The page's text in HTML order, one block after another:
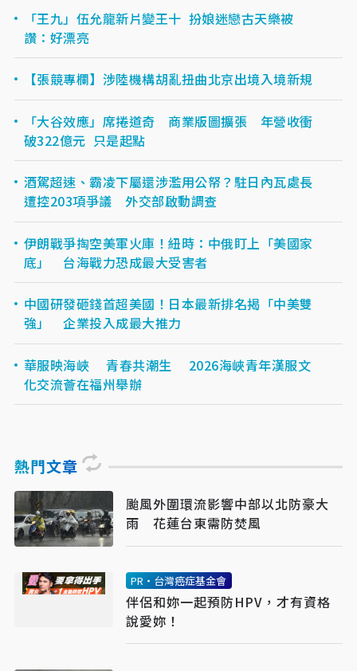
「王九」伍允龍新片變王十 扮娘迷戀古天樂被
讚：好漂亮
【張競專欄】涉陸機構胡亂扭曲北京出境入境新規
「大谷效應」席捲道奇 商業版圖擴張 年營收衝
破322億元 只是起點
酒駕超速、霸凌下屬還涉濫用公帑？駐日內瓦處長
遭控203項爭議 外交部啟動調查
伊朗戰爭掏空美軍火庫！紐時：中俄盯上「美國家
底」 台海戰力恐成最大受害者
中國研發砸錢首超美國！日本最新排名揭「中美雙
強」 企業投入成最大推力
華服映海峽 青春共潮生 2026海峽青年漢服文
化交流薈在福州舉辦
熱門文章
颱風外圍環流影響中部以北防豪大
雨 花蓮台東需防焚風
PR・台灣癌症基金會
伴侶和妳一起預防HPV，才有資格
說愛妳！